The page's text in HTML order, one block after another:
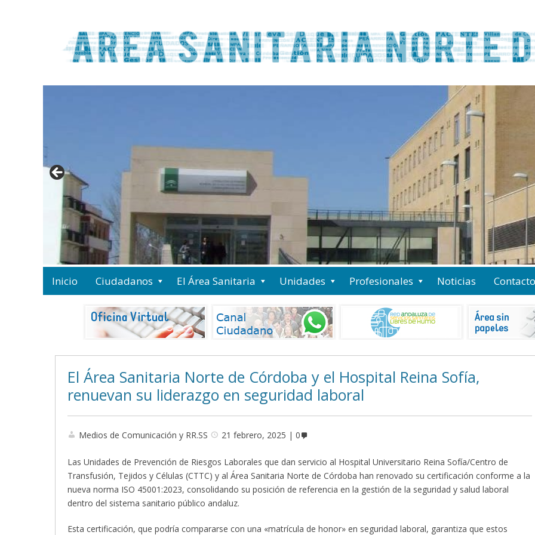
Inicio Ciudadanos El Área Sanitaria Unidades Profesionales Noticias Contacto
El Área Sanitaria Norte de Córdoba y el Hospital Reina Sofía,
renuevan su liderazgo en seguridad laboral
Medios de Comunicación y RR.SS 21 febrero, 2025 0
Las Unidades de Prevención de Riesgos Laborales que dan servicio al Hospital Universitario Reina Sofía/Centro de
Transfusión, Tejidos y Células (CTTC) y al Área Sanitaria Norte de Córdoba han renovado su certificación conforme a la
nueva norma ISO 45001:2023, consolidando su posición de referencia en la gestión de la seguridad y salud laboral
dentro del sistema sanitario público andaluz.
Esta certificación, que podría compararse con una «matrícula de honor» en seguridad laboral, garantiza que estos